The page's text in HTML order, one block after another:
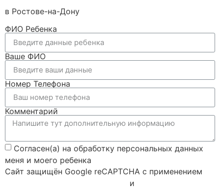
в Ростове-на-Дону
ФИО Ребенка
Ваше ФИО
Номер Телефона
Комментарий
Согласен(а) на обработку персональных данных
меня и моего ребенка
Сайт защищён Google reCAPTCHA с применением
и